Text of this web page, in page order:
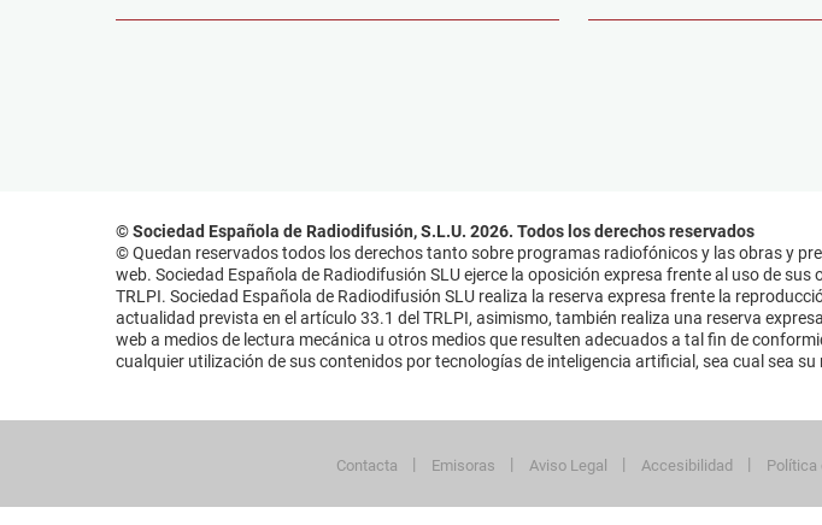
© Sociedad Española de Radiodifusión, S.L.U. 2026. Todos los derechos reservados
© Quedan reservados todos los derechos tanto sobre programas radiofónicos y las obras y
web. Sociedad Española de Radiodifusión SLU ejerce la oposición expresa frente al uso de
TRLPI. Sociedad Española de Radiodifusión SLU realiza la reserva expresa frente la
actualidad prevista en el artículo 33.1 del TRLPI, asimismo, también realiza una reserva
web a medios de lectura mecánica u otros medios que resulten adecuados a tal fin de
cualquier utilización de sus contenidos por tecnologías de inteligencia artificial, sea cual sea
Contacta Emisoras Aviso Legal Accesibilidad Política